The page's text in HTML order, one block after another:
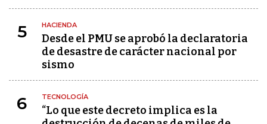
5 HACIENDA
Desde el PMU se aprobó la declaratoria
de desastre de carácter nacional por
sismo
6 TECNOLOGÍA
“Lo que este decreto implica es la